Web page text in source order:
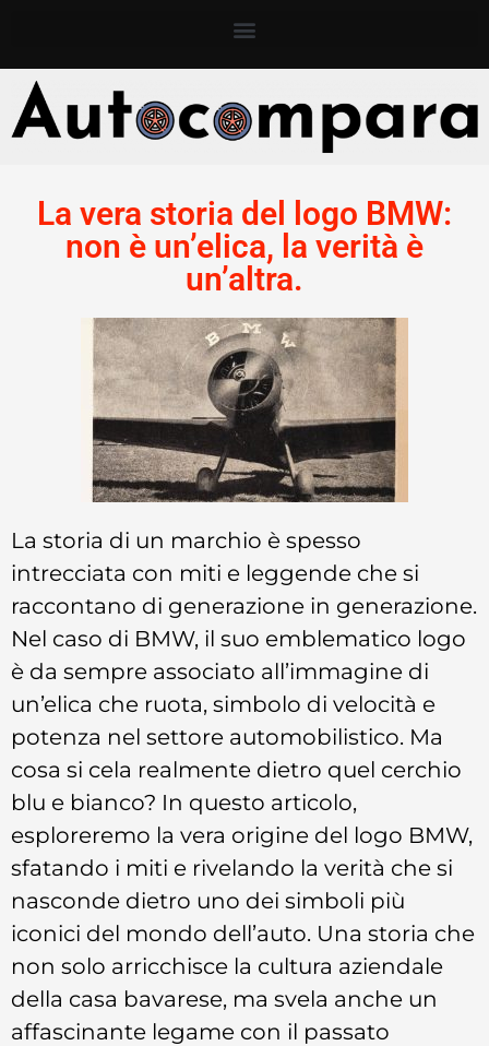
La vera storia del logo BMW:
non è un’elica, la verità è
un’altra.
La storia di un marchio è spesso
intrecciata con miti e leggende che si
raccontano di generazione in generazione.
Nel caso di BMW, il suo emblematico logo
è da sempre associato all’immagine di
un’elica che ruota, simbolo di velocità e
potenza nel settore automobilistico. Ma
cosa si cela realmente dietro quel cerchio
blu e bianco? In questo articolo,
esploreremo la vera origine del logo BMW,
sfatando i miti e rivelando la verità che si
nasconde dietro uno dei simboli più
iconici del mondo dell’auto. Una storia che
non solo arricchisce la cultura aziendale
della casa bavarese, ma svela anche un
affascinante legame con il passato